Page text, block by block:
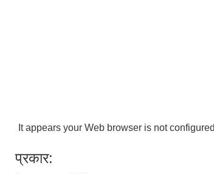
It appears your Web browser is not
प्रकार: